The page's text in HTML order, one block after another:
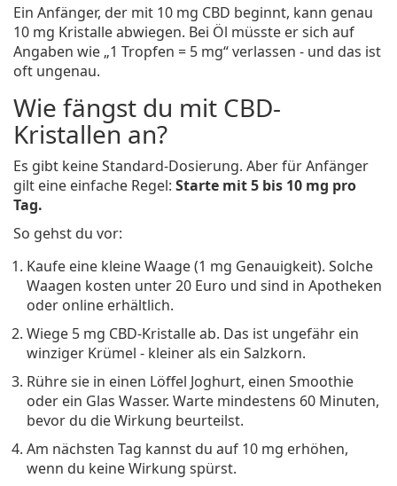
Ein Anfänger, der mit 10 mg CBD beginnt, kann genau
10 mg Kristalle abwiegen. Bei Öl müsste er sich auf
Angaben wie „1 Tropfen = 5 mg“ verlassen - und das ist
oft ungenau.
Wie fängst du mit CBD-
Kristallen an?
Es gibt keine Standard-Dosierung. Aber für Anfänger
gilt eine einfache Regel: Starte mit 5 bis 10 mg pro
Tag.
So gehst du vor:
Kaufe eine kleine Waage (1 mg Genauigkeit). Solche
Waagen kosten unter 20 Euro und sind in Apotheken
oder online erhältlich.
Wiege 5 mg CBD-Kristalle ab. Das ist ungefähr ein
winziger Krümel - kleiner als ein Salzkorn.
Rühre sie in einen Löffel Joghurt, einen Smoothie
oder ein Glas Wasser. Warte mindestens 60 Minuten,
bevor du die Wirkung beurteilst.
Am nächsten Tag kannst du auf 10 mg erhöhen,
wenn du keine Wirkung spürst.